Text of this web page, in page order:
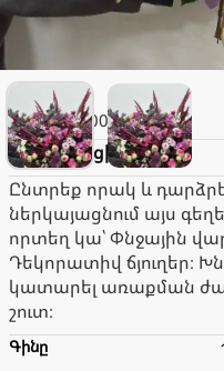
Անուշ
1.000֏
Կոմպոզիցիա
Ընտրեք որակ և
ներկայացնում այս
որտեղ կա՝ Փնջային
Դեկորատիվ ճյուղեր։
կատարել առաքման
շուտ։
Գինը